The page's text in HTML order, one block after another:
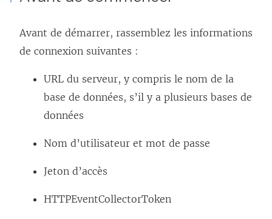
Avant de démarrer, rassemblez les informations
de connexion suivantes :
URL du serveur, y compris le nom de la
base de données, s’il y a plusieurs bases de
données
Nom d’utilisateur et mot de passe
Jeton d’accès
HTTPEventCollectorToken